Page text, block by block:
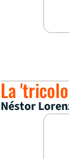
La
Néstor